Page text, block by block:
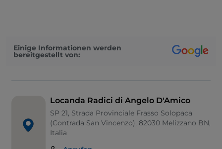
Einige Informationen werden
bereitgestellt von:
Locanda Radici di Angelo D'Amico
SP 21, Strada Provinciale Frasso Solopaca
(Contrada San Vincenzo), 82030 Melizzano BN,
Italia